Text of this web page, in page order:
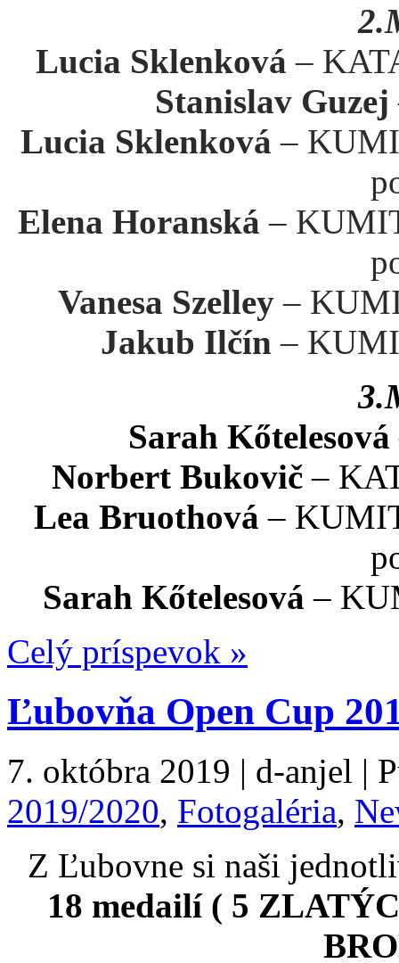
Lucia Sklenková –
Stanislav Guzej
Lucia Sklenková –
Elena Horanská –
Vanesa Szelley–
Jakub Ilčín –
Sarah Kőtelesová
Norbert Bukovič–
Lea Bruothová –
Sarah Kőtelesová –
Celý príspevok »
Ľubovňa Open Cup
7. októbra 2019 | d-anjel |
2019/2020, Fotogaléria,
Z Ľubovne si naši
18 medailí ( 5